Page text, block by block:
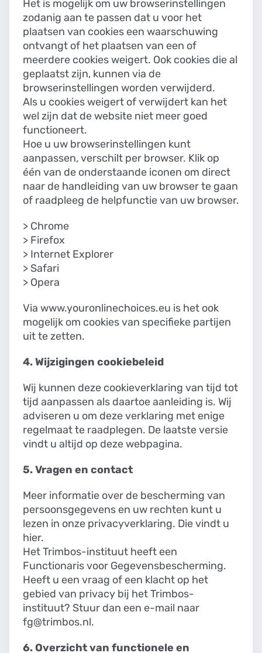
Het is mogelijk om uw browserinstellingen
zodanig aan te passen dat u voor het
plaatsen van cookies een waarschuwing
ontvangt of het plaatsen van een of
meerdere cookies weigert. Ook cookies die al
geplaatst zijn, kunnen via de
browserinstellingen worden verwijderd.
Als u cookies weigert of verwijdert kan het
wel zijn dat de website niet meer goed
functioneert.
Hoe u uw browserinstellingen kunt
aanpassen, verschilt per browser. Klik op
één van de onderstaande iconen om direct
naar de handleiding van uw browser te gaan
of raadpleeg de helpfunctie van uw browser.
> Chrome
> Firefox
> Internet Explorer
> Safari
> Opera
Via www.youronlinechoices.eu is het ook
mogelijk om cookies van specifieke partijen
uit te zetten.
4. Wijzigingen cookiebeleid
Wij kunnen deze cookieverklaring van tijd tot
tijd aanpassen als daartoe aanleiding is. Wij
adviseren u om deze verklaring met enige
regelmaat te raadplegen. De laatste versie
vindt u altijd op deze webpagina.
5. Vragen en contact
Meer informatie over de bescherming van
persoonsgegevens en uw rechten kunt u
lezen in onze privacyverklaring. Die vindt u
hier.
Het Trimbos-instituut heeft een
Functionaris voor Gegevensbescherming.
Heeft u een vraag of een klacht op het
gebied van privacy bij het Trimbos-
instituut? Stuur dan een e-mail naar
fg@trimbos.nl.
6. Overzicht van functionele en